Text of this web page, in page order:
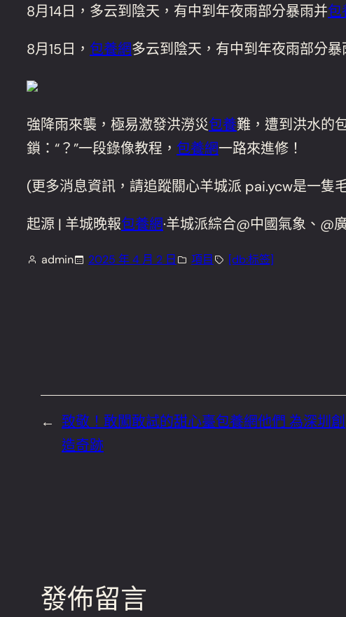
8月14日，多云到陰天，有中到年夜雨部分暴雨并包
8月15日， 包養網多云到陰天，有中到年夜雨部分
強降雨來襲，極易激發洪澇災包養難，遭到洪水的
鎖：“？”一段錄像教程， 包養網一路來進修！
(更多消息資訊，請追蹤關心羊城派 pai.ycw是一
起源 | 羊城晚報包養網·羊城派綜合@中國氣象、@
admin 2025 年 4 月 2 日 項目 [db:标签]
← 致敬！敢闖敢試的甜心臺包養網他們 為深圳創
造奇跡
發佈留言